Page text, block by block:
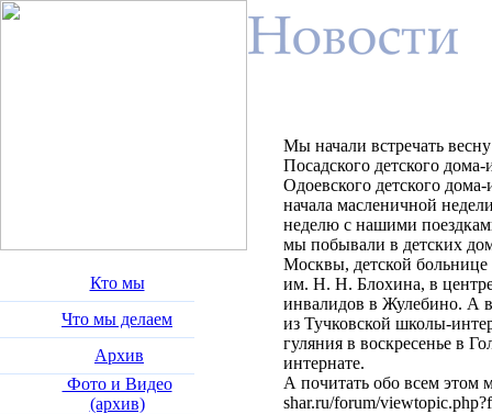
Кто мы
Что мы делаем
Архив
Фото и Видео
(архив)
Мы начали встречать
Посадского детского
Одоевского детского
начала масленичной
неделю с нашими
мы побывали в детских
Москвы, детской
им. Н. Н. Блохина, в
инвалидов в Жулебино. А в
из Тучковской школы-
гуляния в воскресенье в
интернате.
А почитать обо всем этом
shar.ru/forum/